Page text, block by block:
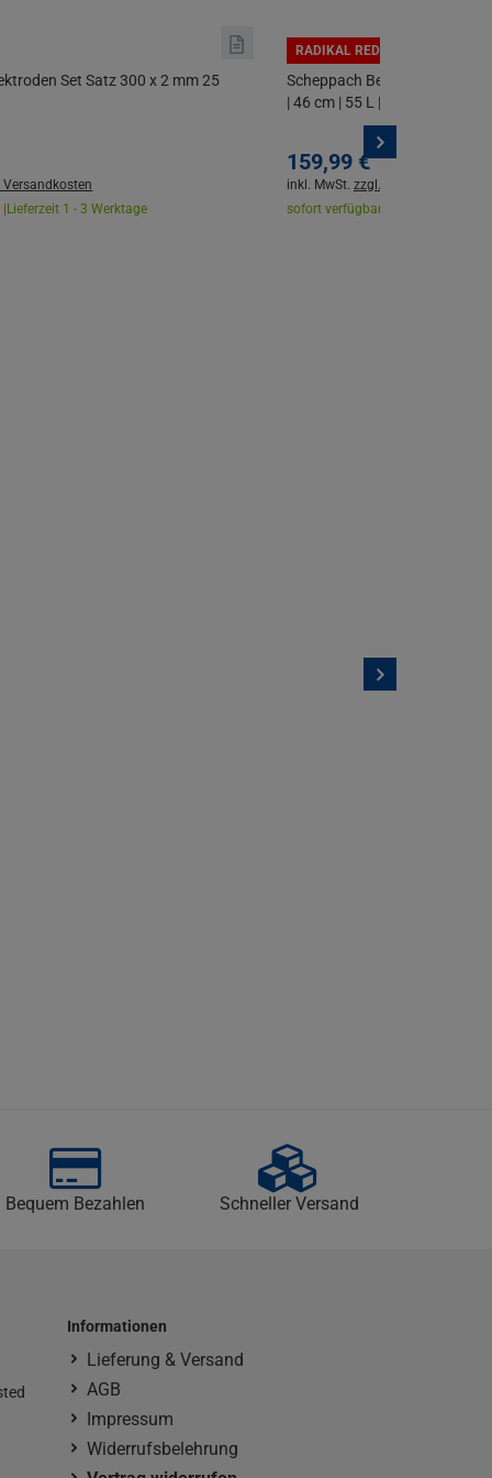
Set Satz 300 x 2 mm 25
Versandkosten
Lieferzeit 1 - 3 Werktage
RADIKAL REDUZIERT
Scheppach Benzin-
| 46 cm | 55 L | 7 Höhen | mit
159,99 €
inkl. MwSt. zzgl. Versandkosten
sofort verfügbar |
Bequem Bezahlen Schneller Versand
Informationen
Lieferung & Versand
AGB
Impressum
Widerrufsbelehrung